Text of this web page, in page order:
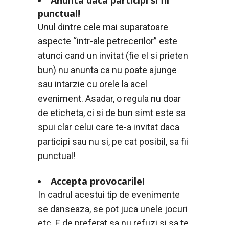
punctual!
Unul dintre cele mai suparatoare
aspecte “intr-ale petrecerilor” este
atunci cand un invitat (fie el si prieten
bun) nu anunta ca nu poate ajunge
sau intarzie cu orele la acel
eveniment. Asadar, o regula nu doar
de eticheta, ci si de bun simt este sa
spui clar celui care te-a invitat daca
participi sau nu si, pe cat posibil, sa fii
punctual!
Accepta provocarile!
In cadrul acestui tip de evenimente
se danseaza, se pot juca unele jocuri